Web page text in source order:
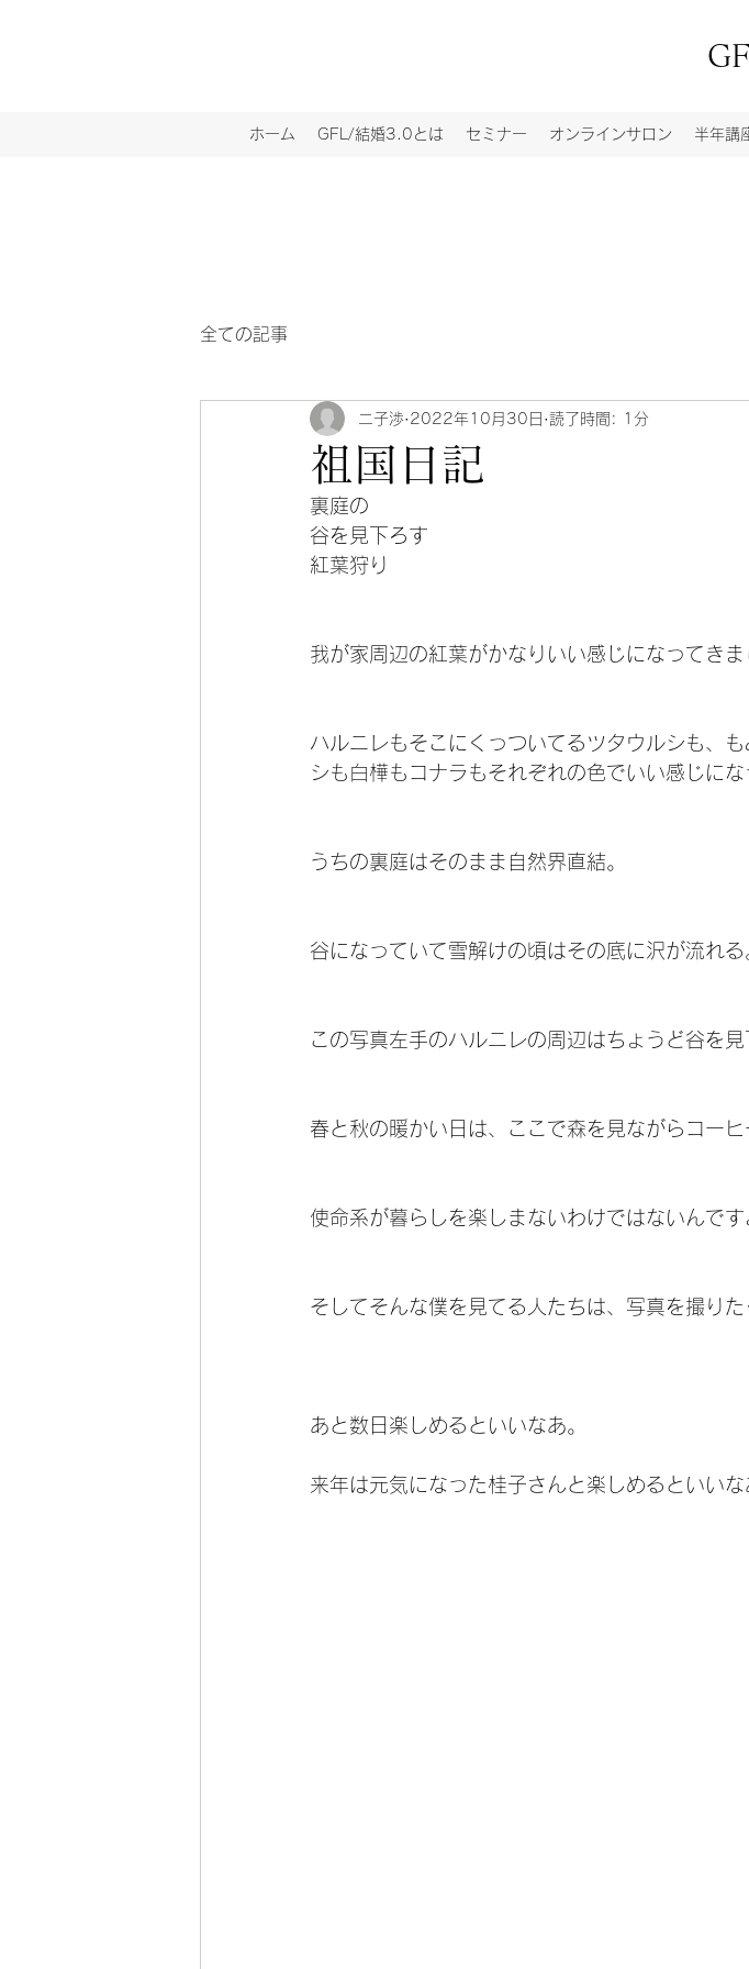
ホーム GFL/結婚3.0とは セミナー オンラインサロン 半年講
全ての記事
祖国日記
二子渉 2022年10月30日 読了時間: 1分
裏庭の
谷を見下ろす
紅葉狩り
我が家周辺の紅葉がかなりいい感じになってきま
ハルニレもそこにくっついてるツタウルシも、
シも白樺もコナラもそれぞれの色でいい感じにな
うちの裏庭はそのまま自然界直結。
谷になっていて雪解けの頃はその底に沢が流れる
この写真左手のハルニレの周辺はちょうど谷を見
春と秋の暖かい日は、ここで森を見ながらコーヒ
使命系が暮らしを楽しまないわけではないんです
そしてそんな僕を見てる人たちは、写真を撮りた
あと数日楽しめるといいなあ。
来年は元気になった桂子さんと楽しめるといいな